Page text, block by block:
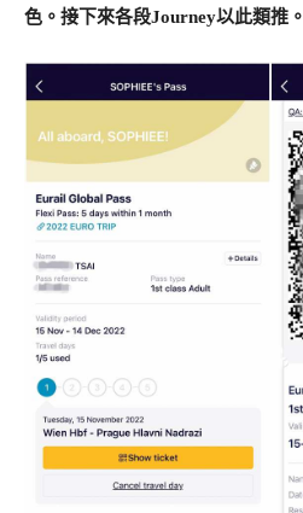
色。接下來各段Journey以此類推。